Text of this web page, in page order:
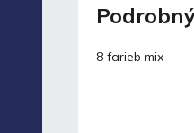
8 farieb mix